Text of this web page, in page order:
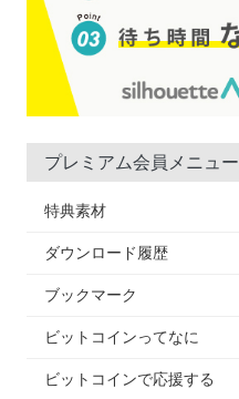
プレミアム会員メニュー
特典素材
ダウンロード履歴
ブックマーク
ビットコインってなに
ビットコインで応援する